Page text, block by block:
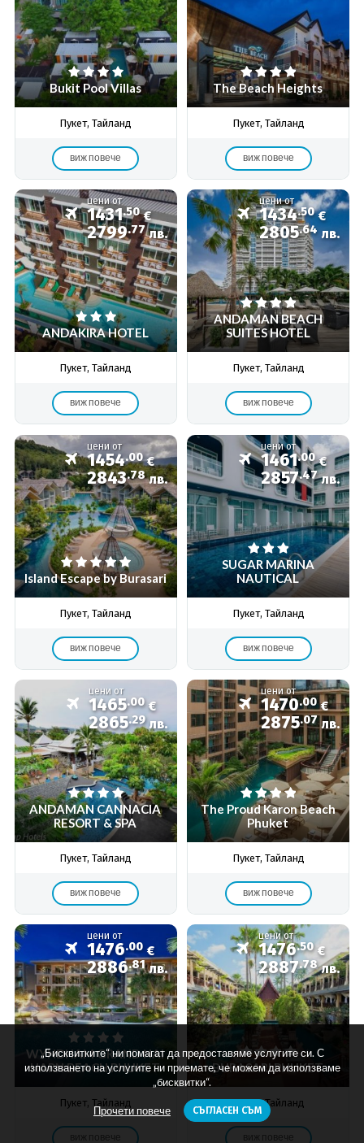
Bukit Pool Villas
Пукет, Тайланд
виж повече
The Beach Heights
Пукет, Тайланд
виж повече
цени от
1431.50 €
2799.77 лв.
ANDAKIRA HOTEL
Пукет, Тайланд
виж повече
цени от
1434.50 €
2805.64 лв.
ANDAMAN BEACH
SUITES HOTEL
Пукет, Тайланд
виж повече
цени от
1454.00 €
2843.78 лв.
Island Escape by Burasari
Пукет, Тайланд
виж повече
цени от
1461.00 €
2857.47 лв.
SUGAR MARINA
NAUTICAL
Пукет, Тайланд
виж повече
цени от
1465.00 €
2865.29 лв.
ANDAMAN CANNACIA
RESORT & SPA
Пукет, Тайланд
виж повече
цени от
1470.00 €
2875.07 лв.
The Proud Karon Beach
Phuket
Пукет, Тайланд
виж повече
цени от
1476.00 €
2886.81 лв.
WYNDHAM GRAND NAI
HARN BEACH PHUKET
Пукет, Тайланд
виж повече
цени от
1476.50 €
2887.78 лв.
BURASARI PHUKET
Пукет, Тайланд
виж повече
„Бисквитките“ ни помагат да предоставяме услугите си. С
използването на услугите ни приемате, че можем да използваме
„бисквитки“.
Прочети повече СЪГЛАСЕН СЪМ